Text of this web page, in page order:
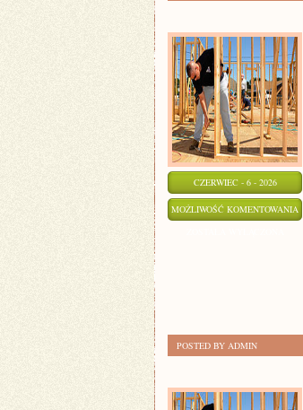
CZERWIEC - 6 - 2026
MOŻLIWOŚĆ KOMENTOWANIA
POSTED BY ADMIN